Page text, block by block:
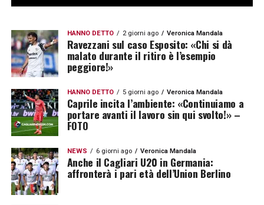
HANNO DETTO 2 giorni ago Veronica Mandala
Ravezzani sul caso Esposito: «Chi si dà
malato durante il ritiro è l’esempio
peggiore!»
HANNO DETTO 5 giorni ago Veronica Mandala
Caprile incita l’ambiente: «Continuiamo a
portare avanti il lavoro sin qui svolto!» –
FOTO
NEWS 6 giorni ago Veronica Mandala
Anche il Cagliari U20 in Germania:
affronterà i pari età dell’Union Berlino